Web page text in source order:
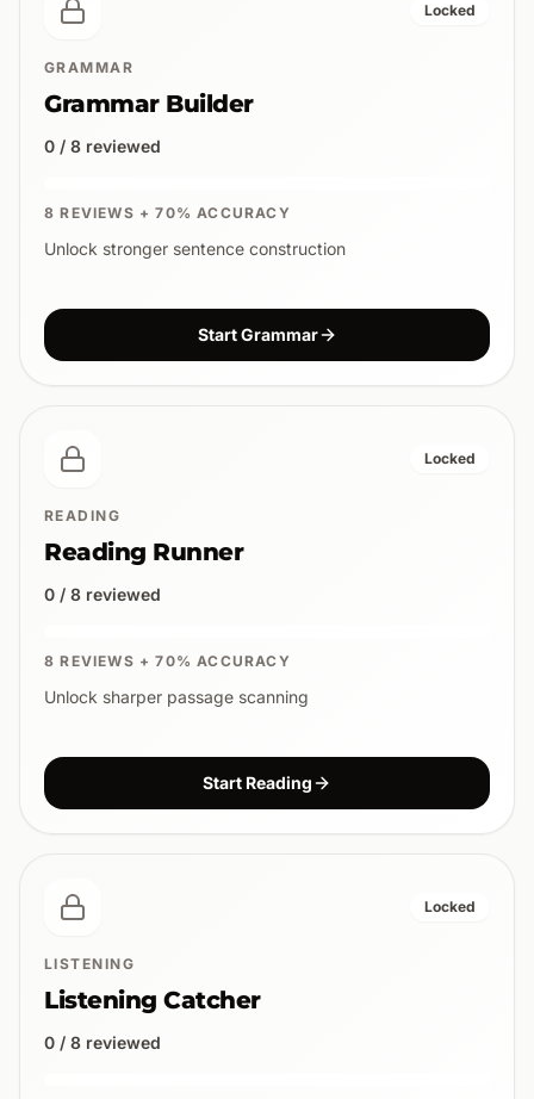
Locked
GRAMMAR
Grammar Builder
0 / 8 reviewed
8 REVIEWS + 70% ACCURACY
Unlock stronger sentence construction
Start Grammar
Locked
READING
Reading Runner
0 / 8 reviewed
8 REVIEWS + 70% ACCURACY
Unlock sharper passage scanning
Start Reading
Locked
LISTENING
Listening Catcher
0 / 8 reviewed